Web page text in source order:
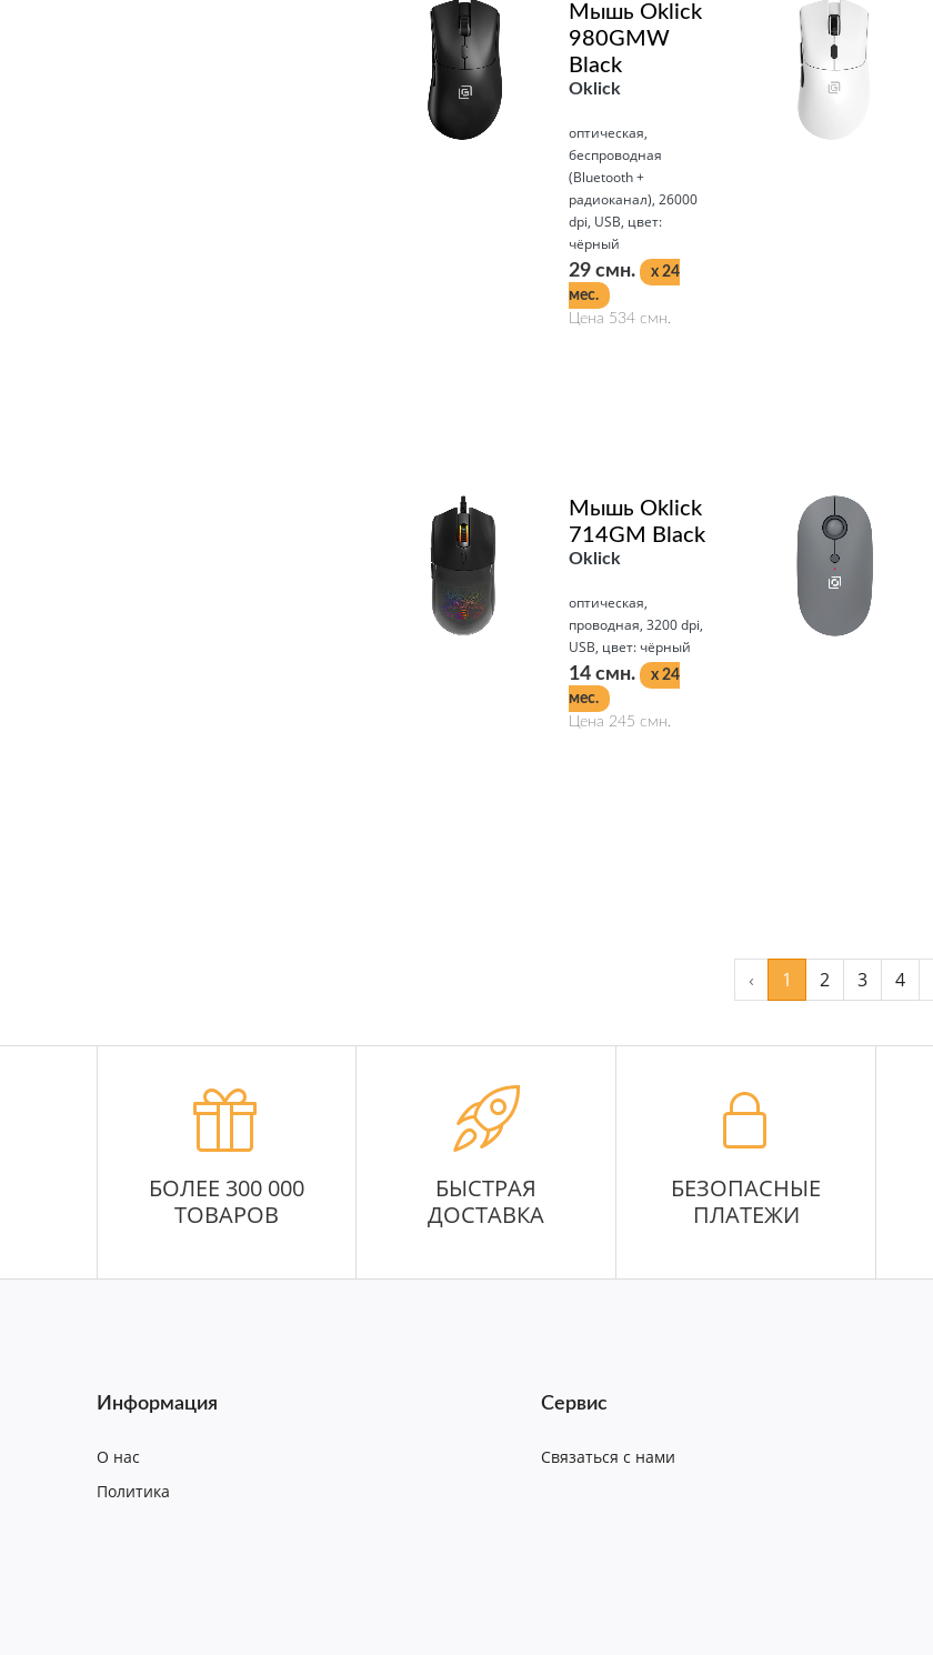
Мышь Oklick
980GMW
Black
Oklick
оптическая,
беспроводная
(Bluetooth +
радиоканал), 26000
dpi, USB, цвет:
чёрный
29 смн.
x 24
мес.
Цена 534 смн.
Мышь Oklick
714GM Black
Oklick
оптическая,
проводная, 3200 dpi,
USB, цвет: чёрный
14 смн.
x 24
мес.
Цена 245 смн.
‹ 1 2 3 4
БОЛЕЕ 300 000
ТОВАРОВ
БЫСТРАЯ
ДОСТАВКА
БЕЗОПАСНЫЕ
ПЛАТЕЖИ
Информация
О нас
Политика
Сервис
Связаться с нами